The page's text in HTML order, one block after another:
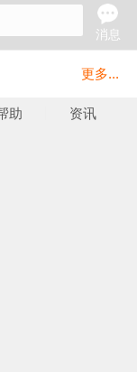
消息
更多...
助 资讯